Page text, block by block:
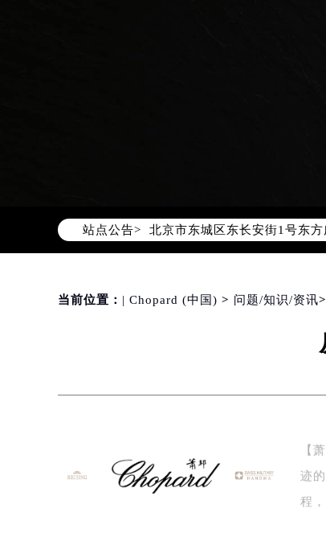
站点公告>
2026年8月萧邦全国官方售后
萧邦官方全国统一服务热线
北京市朝阳区建国门外大街甲
北京市东城区东长安街1号东
天津市和平区赤峰道136号天
上海市黄浦区南京东路299号
常州市新北区龙锦路1590号
宁波市江北区大闸南路500号
杭州市上城区钱江路1366号华
金华市金东区东市南街777号
当前位置： | Chopard (中国) > 问题/知识/资讯>
【
迹
程